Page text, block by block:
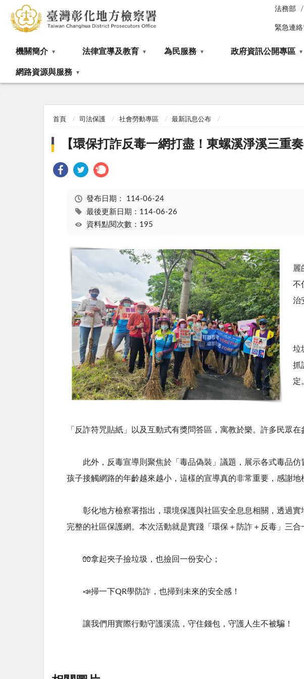
法務部
緊急連
機關簡介 法律宣導及教育 為民服務 政府資訊公開專區
網路資源與服務
首頁 司法保護 社會勞動專區 最新訊息公布
【環保打詐反毒一網打盡！東螺溪淨溪三重奏
發布日期： 114-06-24
最後更新日期：114-06-26
資料點閱次數：195
麗
不
治
垃
抓
定
「反詐符咒貼紙」以及互動式有獎問答區，寓教於樂。許多民眾
此外，反毒宣導則聚焦於「毒品偽裝」議題，展示各式毒品仿
孩子接觸網路的年齡越來越小，這樣的宣導真的非常重要，感謝地
彰化地方檢察署指出，環境保護與社區安全息息相關，透過實
完整的社區保護網。本次活動就是實踐「環保＋防詐＋反毒」三合
🧤拿起夾子撿垃圾，也撿回一份安心；
📣掃一下QR學防詐，也掃到未來的安全感！
讓我們用實際行動守護溪流，守住錢包，守護人生不被騙！